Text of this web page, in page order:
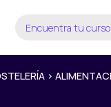
Buscar
por:
>